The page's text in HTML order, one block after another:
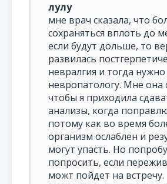
лулу
мне врач сказала, что
сохраняться вплоть до
если будут дольше, то
развилась
невралгия и тогда
невропатологу. Мне она
чтобы я приходила
анализы, когда
потому как во время
организм ослаблен и
могут упасть. Но
попросить, если
можт пойдет на встречу.